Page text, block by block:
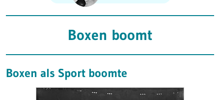
Boxen boomt
Boxen als Sport boomte